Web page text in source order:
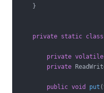
    }
private static class
private volatile
private
public void put